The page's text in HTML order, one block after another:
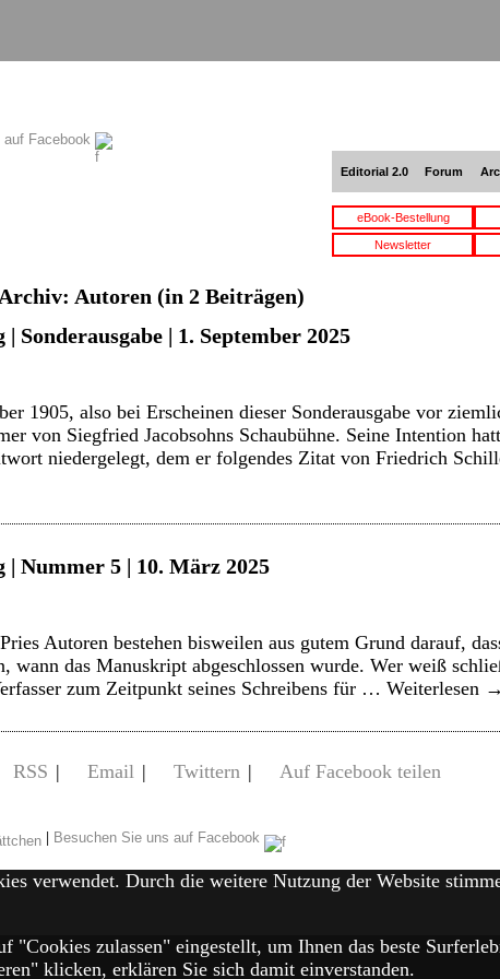
Facebook
Editorial 2.0 Forum
eBook-Bestellung
Newsletter
Autoren (in 2 Beiträgen)
| Sonderausgabe | 1. September 2025
1905, also bei Erscheinen dieser Sonderausgabe vor
von Siegfried Jacobsohns Schaubühne. Seine Intention
niedergelegt, dem er folgendes Zitat von Friedrich
| Nummer 5 | 10. März 2025
Autoren bestehen bisweilen aus gutem Grund darauf,
wann das Manuskript abgeschlossen wurde. Wer weiß
zum Zeitpunkt seines Schreibens für … Weiterlesen →
RSS | Email | Twittern | Auf Facebook teilen
| Besuchen Sie uns auf Facebook
verwendet. Durch die weitere Nutzung der Website
"Cookies zulassen" eingestellt, um Ihnen das beste
klicken, erklären Sie sich damit einverstanden.